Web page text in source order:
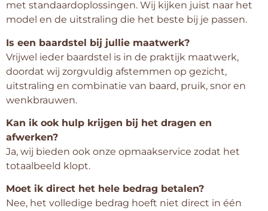
met standaardoplossingen. Wij kijken juist naar het
model en de uitstraling die het beste bij je passen.
Is een baardstel bij jullie maatwerk?
Vrijwel ieder baardstel is in de praktijk maatwerk,
doordat wij zorgvuldig afstemmen op gezicht,
uitstraling en combinatie van baard, pruik, snor en
wenkbrauwen.
Kan ik ook hulp krijgen bij het dragen en
afwerken?
Ja, wij bieden ook onze opmaakservice zodat het
totaalbeeld klopt.
Moet ik direct het hele bedrag betalen?
Nee, het volledige bedrag hoeft niet direct in één